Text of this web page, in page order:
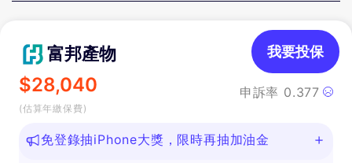
富邦產物
$28,040
(估算年繳保費)
申訴率 0.377
我要投保
免登錄抽iPhone大獎，限時再抽加油金